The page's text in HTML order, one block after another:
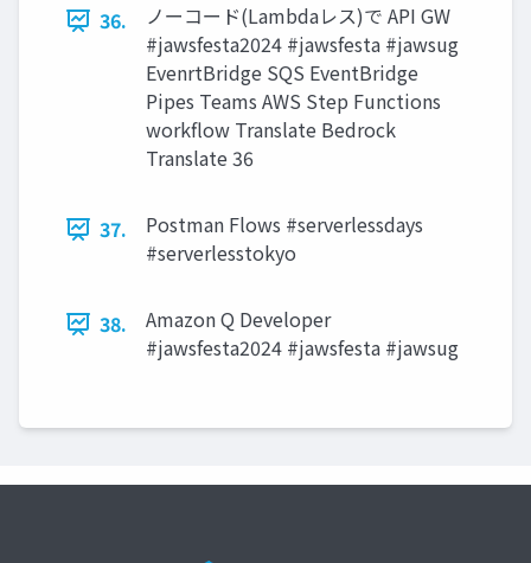
36.
ノーコード(Lambdaレス)で API GW
#jawsfesta2024 #jawsfesta #jawsug
EvenrtBridge SQS EventBridge
Pipes Teams AWS Step Functions
workflow Translate Bedrock
Translate 36
37.
Postman Flows #serverlessdays
#serverlesstokyo
38.
Amazon Q Developer
#jawsfesta2024 #jawsfesta #jawsug